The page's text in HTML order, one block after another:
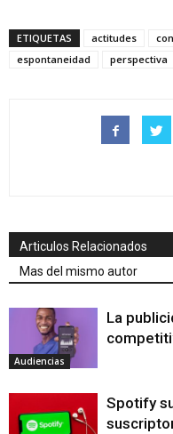
ETIQUETAS actitudes
espontaneidad
perspectiva
Articulos Relacionados
Mas del mismo autor
Audiencias
La
Spotify